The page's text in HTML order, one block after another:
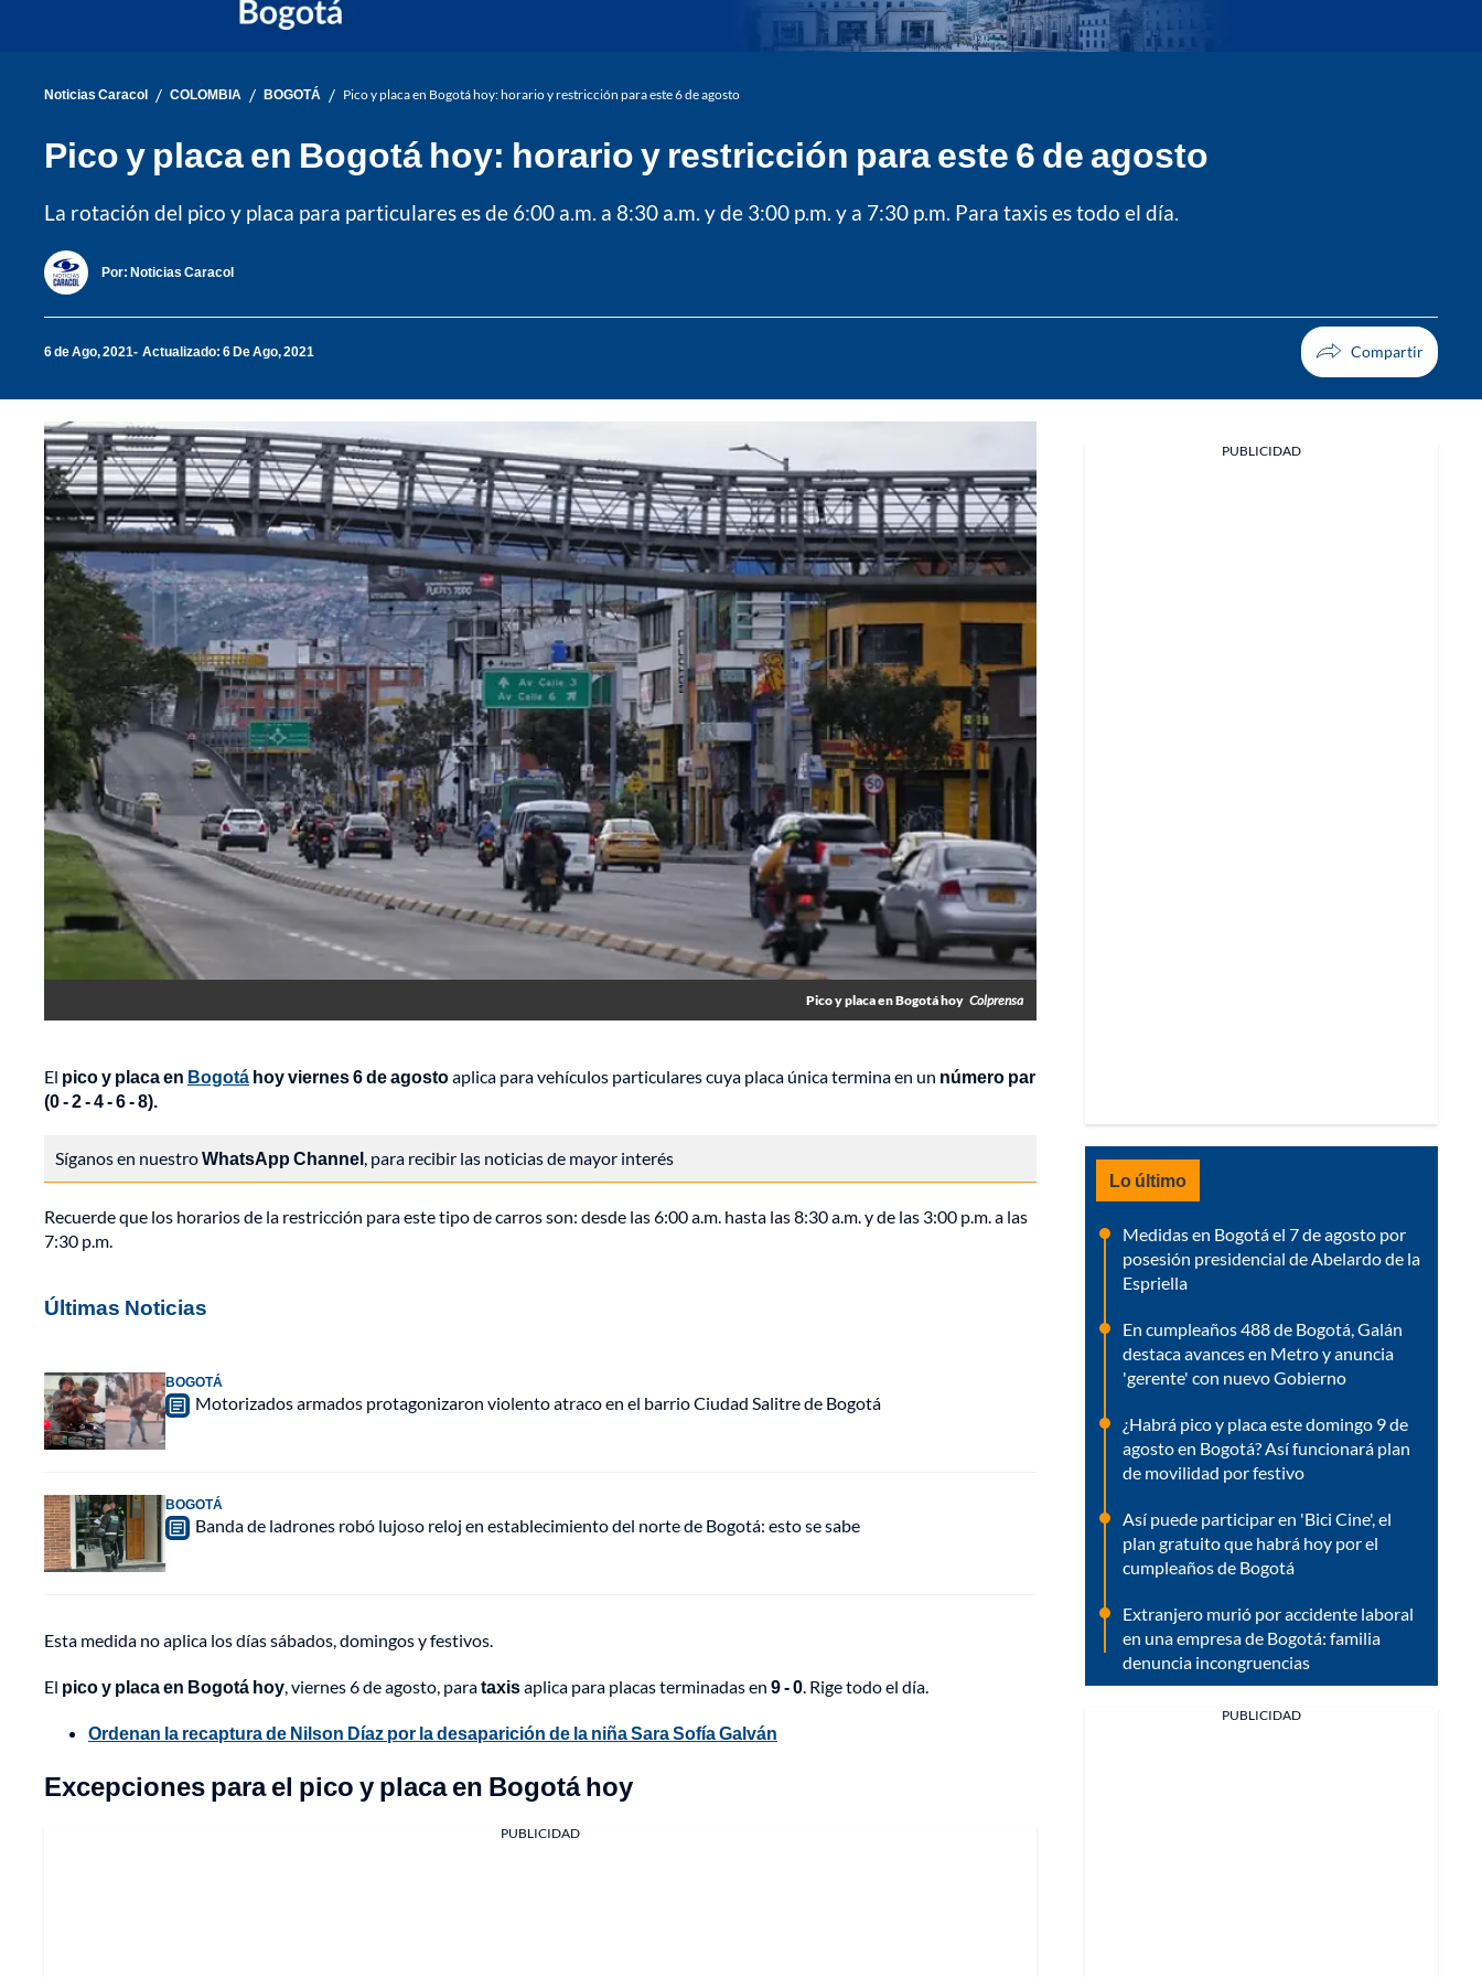
Noticias Caracol / COLOMBIA / BOGOTÁ / Pico y placa en Bogotá hoy: horario y restricción para este 6 de agosto
Pico y placa en Bogotá hoy: horario y restricción para este 6 de agosto
La rotación del pico y placa para particulares es de 6:00 a.m. a 8:30 a.m. y de 3:00 p.m. y a 7:30 p.m. Para taxis es todo el día.
Por: Noticias Caracol
6 de Ago, 2021 Actualizado: 6 De Ago, 2021
Pico y placa en Bogotá hoy Colprensa
El pico y placa en Bogotá hoy viernes 6 de agostoaplica para vehículos particulares cuya placa única termina en un número par
(0 - 2 - 4 - 6 - 8).
Síganos en nuestroWhatsApp Channel, para recibir las noticias de mayor interés
Recuerde que los horarios de la restricción para este tipo de carros son: desde las 6:00 a.m. hasta las 8:30 a.m. y de las 3:00 p.m. a las
7:30 p.m.
Últimas Noticias
BOGOTÁ
Motorizados armados protagonizaron violento atraco en el barrio Ciudad Salitre de Bogotá
BOGOTÁ
Banda de ladrones robó lujoso reloj en establecimiento del norte de Bogotá: esto se sabe
Esta medida no aplica los días sábados, domingos y festivos.
El pico y placa en Bogotá hoy, viernes 6 de agosto, parataxisaplica para placas terminadas en 9 - 0. Rige todo el día.
Ordenan la recaptura de Nilson Díaz por la desaparición de la niña Sara Sofía Galván
Excepciones para el pico y placa en Bogotá hoy
PUBLICIDAD
PUBLICIDAD
Lo último
Medidas en Bogotá el 7 de agosto por
posesión presidencial de Abelardo de la
Espriella
En cumpleaños 488 de Bogotá, Galán
destaca avances en Metro y anuncia
'gerente' con nuevo Gobierno
¿Habrá pico y placa este domingo 9 de
agosto en Bogotá? Así funcionará plan
de movilidad por festivo
Así puede participar en 'Bici Cine', el
plan gratuito que habrá hoy por el
cumpleaños de Bogotá
Extranjero murió por accidente laboral
en una empresa de Bogotá: familia
denuncia incongruencias
PUBLICIDAD